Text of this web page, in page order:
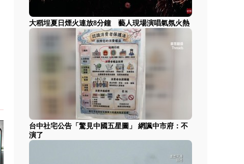
大稻埕夏日煙火連放8分鐘 藝人現場演唱氣氛火熱
台中社宅公告「驚見中國五星圖」 網諷中市府：不
演了